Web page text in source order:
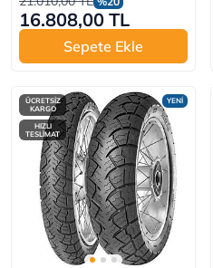
16.808,00 TL
Sepete Ekle
YENİ
ÜCRETSİZ
KARGO
HIZLI
TESLİMAT